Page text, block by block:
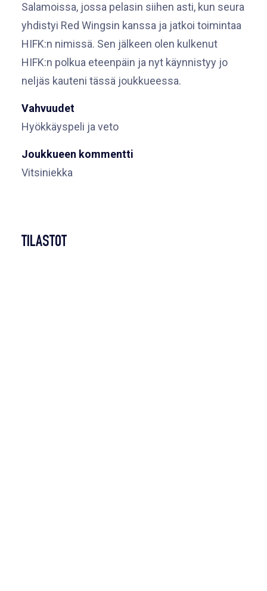
Salamoissa, jossa pelasin siihen asti, kun seura
yhdistyi Red Wingsin kanssa ja jatkoi toimintaa
HIFK:n nimissä. Sen jälkeen olen kulkenut
HIFK:n polkua eteenpäin ja nyt käynnistyy jo
neljäs kauteni tässä joukkueessa.
Vahvuudet
Hyökkäyspeli ja veto
Joukkueen kommentti
Vitsiniekka
TILASTOT